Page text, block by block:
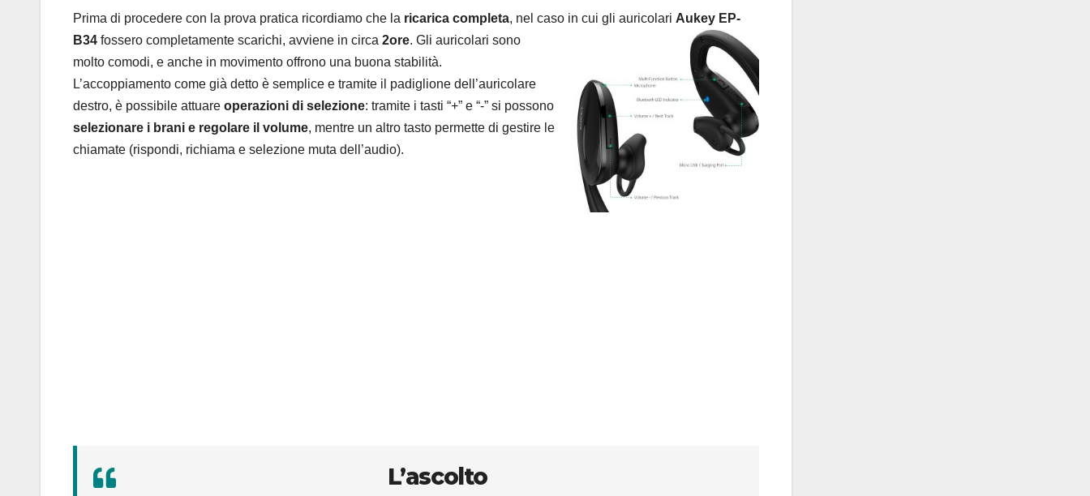
Prima di procedere con la prova pratica ricordiamo che la ricarica completa, nel caso in cui gli auricolari Aukey EP-
B34 fossero completamente scarichi, avviene in circa 2ore. Gli auricolari sono
molto comodi, e anche in movimento offrono una buona stabilità.
L’accoppiamento come già detto è semplice e tramite il padiglione dell’auricolare
destro, è possibile attuare operazioni di selezione: tramite i tasti “+” e “-” si possono
selezionare i brani e regolare il volume, mentre un altro tasto permette di gestire le
chiamate (rispondi, richiama e selezione muta dell’audio).
L’ascolto